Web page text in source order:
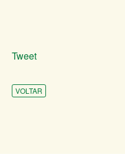
Tweet
VOLTAR